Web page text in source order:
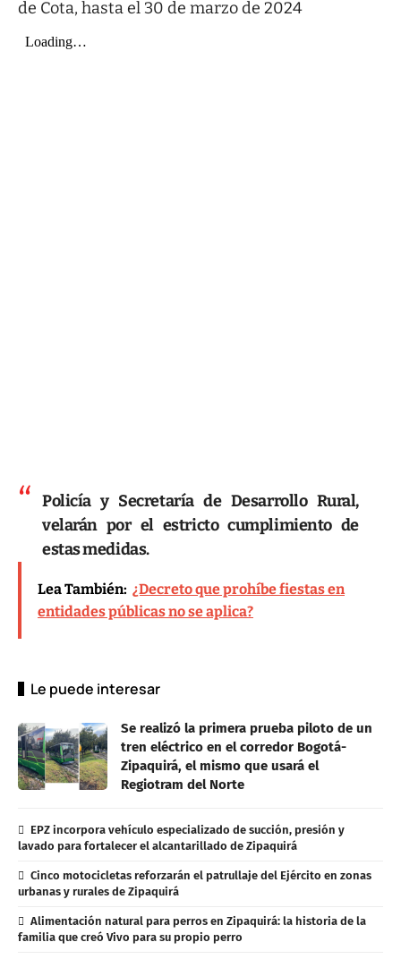
de Cota, hasta el 30 de marzo de 2024
Policía y Secretaría de Desarrollo Rural,
velarán por el estricto cumplimiento de
estas medidas.
Lea También: ¿Decreto que prohíbe fiestas en
entidades públicas no se aplica?
Le puede interesar
Se realizó la primera prueba piloto de un
tren eléctrico en el corredor Bogotá-
Zipaquirá, el mismo que usará el
Regiotram del Norte
EPZ incorpora vehículo especializado de succión, presión y
lavado para fortalecer el alcantarillado de Zipaquirá
Cinco motocicletas reforzarán el patrullaje del Ejército en zonas
urbanas y rurales de Zipaquirá
Alimentación natural para perros en Zipaquirá: la historia de la
familia que creó Vivo para su propio perro